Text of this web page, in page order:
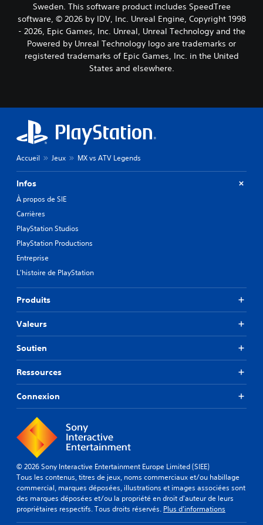
Sweden. This software product includes SpeedTree
software, © 2026 by IDV, Inc. Unreal Engine, Copyright 1998
- 2026, Epic Games, Inc. Unreal, Unreal Technology and the
Powered by Unreal Technology logo are trademarks or
registered trademarks of Epic Games, Inc. in the United
States and elsewhere.
Accueil Jeux MX vs ATV Legends
Infos
À propos de SIE
Carrières
PlayStation Studios
PlayStation Productions
Entreprise
L'histoire de PlayStation
Produits
Valeurs
Soutien
Ressources
Connexion
© 2026 Sony Interactive Entertainment Europe Limited (SIEE)
Tous les contenus, titres de jeux, noms commerciaux et/ou habillage
commercial, marques déposées, illustrations et images associées sont
des marques déposées et/ou la propriété en droit d'auteur de leurs
propriétaires respectifs. Tous droits réservés. Plus d'informations